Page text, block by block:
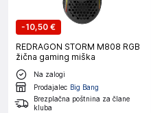
-10,50 €
REDRAGON STORM M808 RGB
žična gaming miška
Na zalogi
Prodajalec Big Bang
Brezplačna poštnina za člane
kluba